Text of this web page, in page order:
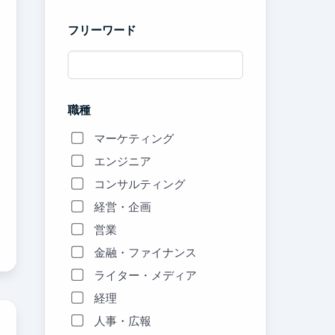
フリーワード
職種
マーケティング
エンジニア
コンサルティング
経営・企画
営業
金融・ファイナンス
ライター・メディア
経理
人事・広報